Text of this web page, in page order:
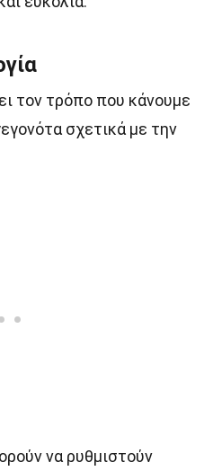
τον τρόπο που κάνουμε
σχετικά με την
να ρυθμιστούν